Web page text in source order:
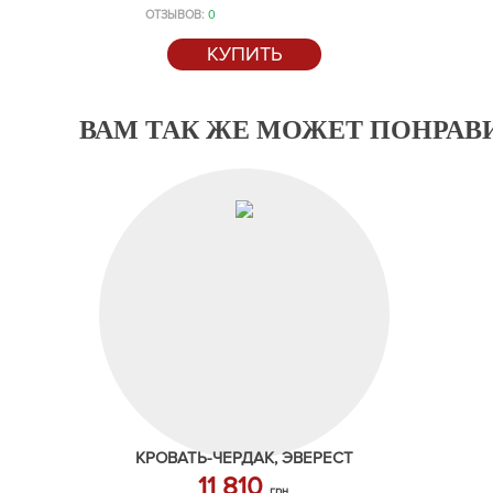
ОТЗЫВОВ: 0
КУПИТЬ
ВАМ ТАК ЖЕ МОЖЕТ
КРОВАТЬ-ЧЕРДАК, ЭВЕРЕСТ